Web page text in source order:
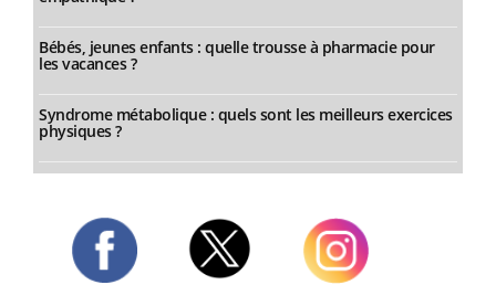
Bébés, jeunes enfants : quelle trousse à pharmacie pour
les vacances ?
Syndrome métabolique : quels sont les meilleurs exercices
physiques ?